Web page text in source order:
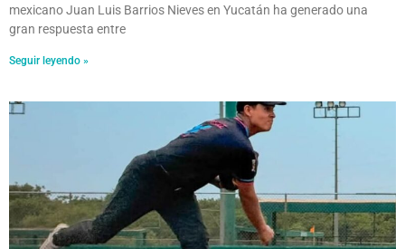
mexicano Juan Luis Barrios Nieves en Yucatán ha generado una
gran respuesta entre
Seguir leyendo »